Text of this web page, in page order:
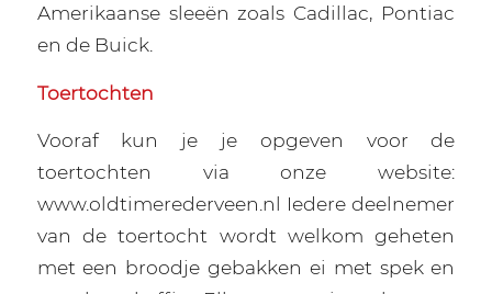
Amerikaanse sleeën zoals Cadillac, Pontiac
en de Buick.
Toertochten
Vooraf kun je je opgeven voor de
toertochten via onze website:
www.oldtimerederveen.nl Iedere deelnemer
van de toertocht wordt welkom geheten
met een broodje gebakken ei met spek en